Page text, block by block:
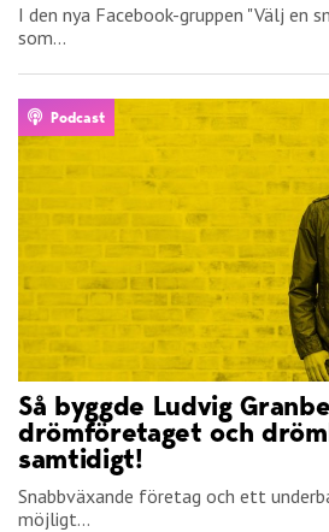
I den nya Facebook-gruppen "Välj en
som...
Podcast
Så byggde Ludvig
drömföretaget och
samtidigt!
Snabbväxande företag och ett
möjligt...